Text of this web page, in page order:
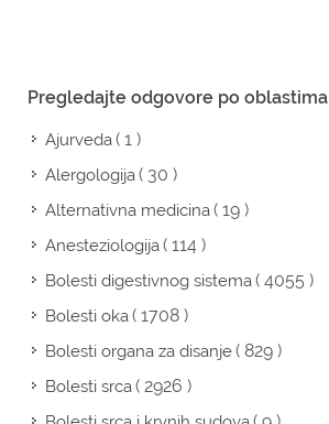
Pregledajte odgovore po oblastima
Ajurveda( 1 )
Alergologija( 30 )
Alternativna medicina( 19 )
Anesteziologija( 114 )
Bolesti digestivnog sistema( 4055 )
Bolesti oka( 1708 )
Bolesti organa za disanje( 829 )
Bolesti srca( 2926 )